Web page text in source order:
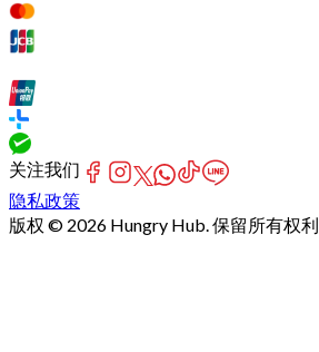
关注我们
隐私政策
版权 © 2026 Hungry Hub. 保留所有权利.